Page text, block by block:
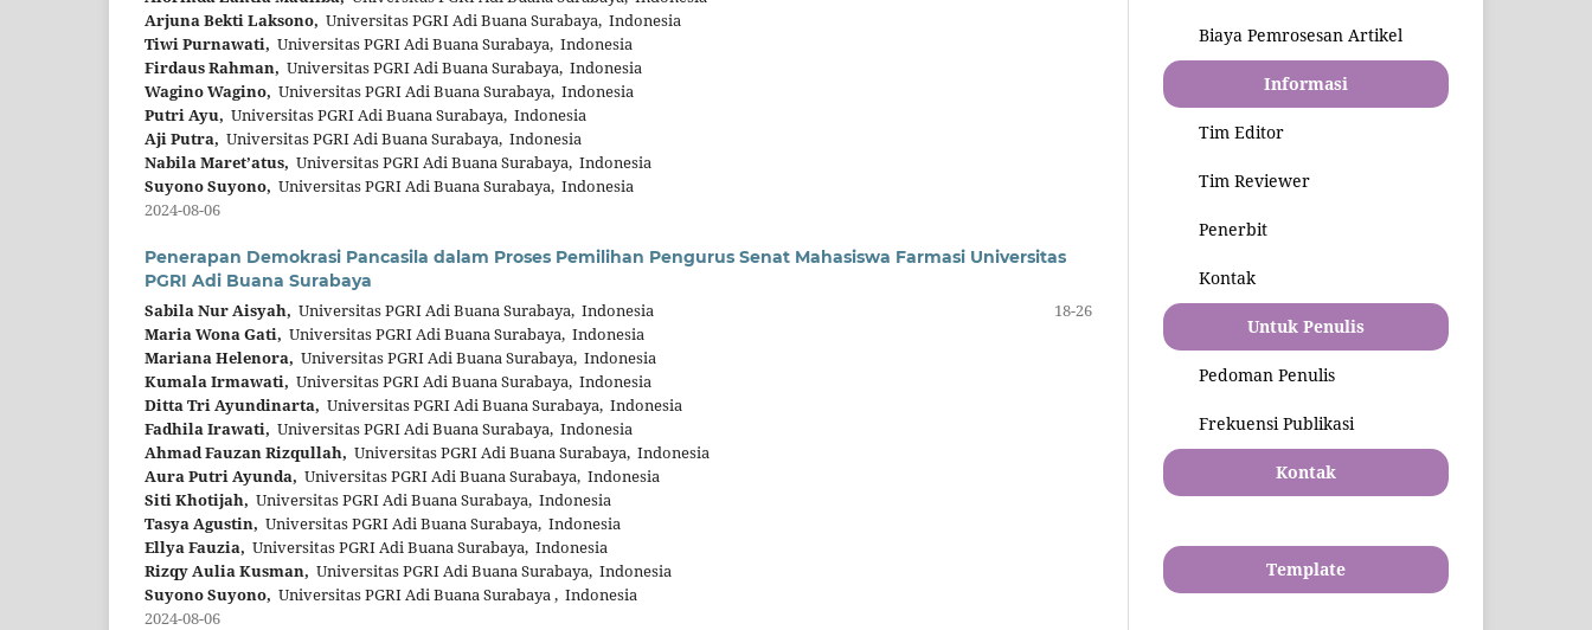
Arjuna Bekti Laksono, Universitas PGRI Adi Buana Surabaya, Indonesia
Tiwi Purnawati, Universitas PGRI Adi Buana Surabaya, Indonesia
Firdaus Rahman, Universitas PGRI Adi Buana Surabaya, Indonesia
Wagino Wagino, Universitas PGRI Adi Buana Surabaya, Indonesia
Putri Ayu, Universitas PGRI Adi Buana Surabaya, Indonesia
Aji Putra, Universitas PGRI Adi Buana Surabaya, Indonesia
Nabila Maret’atus, Universitas PGRI Adi Buana Surabaya, Indonesia
Suyono Suyono, Universitas PGRI Adi Buana Surabaya, Indonesia
2024-08-06
Penerapan Demokrasi Pancasila dalam Proses Pemilihan Pengurus Senat Mahasiswa Farmasi Universitas
PGRI Adi Buana Surabaya
Sabila Nur Aisyah, Universitas PGRI Adi Buana Surabaya, Indonesia
Maria Wona Gati, Universitas PGRI Adi Buana Surabaya, Indonesia
Mariana Helenora, Universitas PGRI Adi Buana Surabaya, Indonesia
Kumala Irmawati, Universitas PGRI Adi Buana Surabaya, Indonesia
Ditta Tri Ayundinarta, Universitas PGRI Adi Buana Surabaya, Indonesia
Fadhila Irawati, Universitas PGRI Adi Buana Surabaya, Indonesia
Ahmad Fauzan Rizqullah, Universitas PGRI Adi Buana Surabaya, Indonesia
Aura Putri Ayunda, Universitas PGRI Adi Buana Surabaya, Indonesia
Siti Khotijah, Universitas PGRI Adi Buana Surabaya, Indonesia
Tasya Agustin, Universitas PGRI Adi Buana Surabaya, Indonesia
Ellya Fauzia, Universitas PGRI Adi Buana Surabaya, Indonesia
Rizqy Aulia Kusman, Universitas PGRI Adi Buana Surabaya, Indonesia
Suyono Suyono, Universitas PGRI Adi Buana Surabaya , Indonesia
18-26
2024-08-06
Biaya Pemrosesan Artikel
Informasi
Tim Editor
Tim Reviewer
Penerbit
Kontak
Untuk Penulis
Pedoman Penulis
Frekuensi Publikasi
Kontak
Template